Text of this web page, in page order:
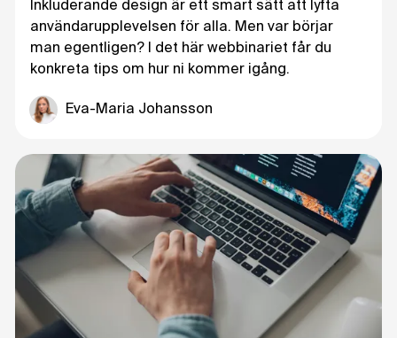
Inkluderande design är ett smart sätt att lyfta
användarupplevelsen för alla. Men var börjar
man egentligen? I det här webbinariet får du
konkreta tips om hur ni kommer igång.
Eva-Maria Johansson